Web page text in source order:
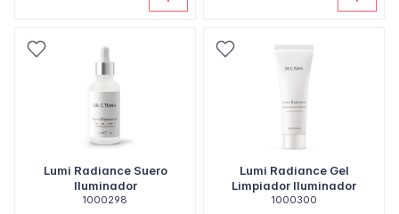
Lumi Radiance Suero
Iluminador
1000298
Lumi Radiance Gel
Limpiador Iluminador
1000300